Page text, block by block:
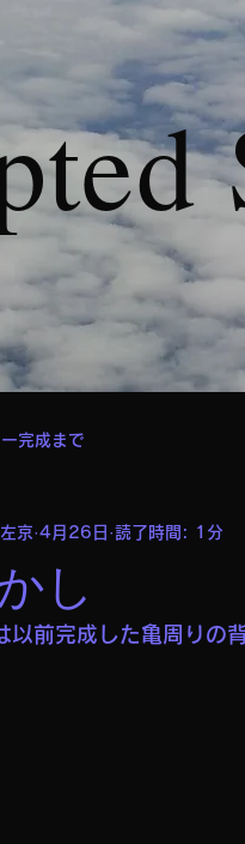
完成まで
し
左京 4月26日 読了時間: 1分
以前完成した亀周りの